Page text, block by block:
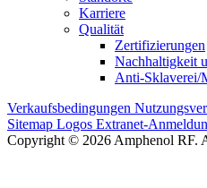
Karriere
Qualität
Zertifizierungen
Nachhaltigkeit
Anti-Sklaverei/
Verkaufsbedingungen
Sitemap Logos Extranet-
Copyright © 2026 Amphenol RF.